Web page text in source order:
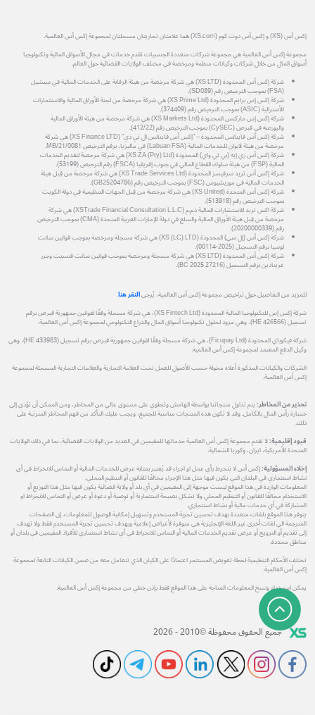
إكس أس (XS) و إكس أس دوت كوم (XS.com) هما علامتان تجاريتان مسجلتان لمجموعة إكس أس العالمية.
مجموعة إكس أس العالمية هي مجموعة شركات متعددة الجنسيات تقدم خدمات في مجال الأسواق المالية وتكنولوجيا
أسواق المال من خلال شركات وكيانات منظمة ومرخصة في مختلف الولايات القضائية حول العالم.
شركة إكس أس المحدودة (XS LTD) هي شركة مرخصة من هيئة الرقابة على الخدمات المالية في سيشيل
(FSA) بموجب الترخيص رقم (SD089).
شركة إكس إس برايم المحدودة (XS Prime Ltd) هي شركة مرخصة من لجنة الأوراق المالية والاستثمارات
الأسترالية (ASIC) بموجب الترخيص رقم (374409).
شركة إكس إس ماركتس المحدودة (XS Markets Ltd) هي شركة مرخصة من هيئة الأوراق المالية
والبورصة في قبرص (CySEC) بموجب الترخيص رقم (412/22).
شركة إكس أس فاينانس المحدودة – "إكس أس فاينانس ال تي دي" (XS Finance LTD) هي شركة
مرخصة من هيئة لابوان للخدمات المالية (Labuan FSA) في ماليزيا، برقم الترخيص MB/21/0081.
شركة إكس أس زي إيه (بي تي واي) المحدودة (XS ZA (Pty) Ltd) هي شركة مرخصة لتقديم الخدمات
المالية (FSP) من هيئة سلوك القطاع المالي في جنوب إفريقيا (FSCA) رقم الترخيص (53199).
شركة إكس أس تريد سرفيسز المحدودة (XS Trade Services Ltd) هي شركة مرخصة من قِبل هيئة
الخدمات المالية في موريشيوس (FSC) بموجب الترخيص رقم (GB25204786).
شركة إكس أس المتحدة (XS United) هي شركة مرخصة من قِبل الجهات التنظيمية في دولة الكويت
بموجب الترخيص رقم (513918).
شركة اكس تريد للاستشارات المالية ذ.م.م (XSTrade Financial Consultation L.L.C) هي شركة
مرخصة من قِبل هيئة الأوراق المالية والسلع في دولة الإمارات العربية المتحدة (CMA) بموجب الترخيص
رقم (20200000339).
شركة إكس أس (إل سي) المحدودة (XS (LC) LTD) هي شركة مسجلة ومرخصة بموجب قوانين سانت
لوسيا برقم التسجيل (2025-00114).
شركة إكس أس المحدودة (XS LTD) هي شركة مسجلة ومرخصة بموجب قوانين سانت فنسنت وجزر
غرينادين برقم التسجيل (27216 BC 2025).
للمزيد من التفاصيل حول تراخيص مجموعة إكس أس العالمية، يُرجىالنقر هنا.
شركة إكس إس للتكنولوجيا المالية المحدودة (XS Fintech Ltd)، هي شركة مسجلة وفقًا لقوانين جمهورية قبرص برقم
تسجيل (HE 426566)، وهي مزود لحلول تكنولوجيا أسواق المال والذراع التكنولوجي لمجموعة إكس أس العالمية.
شركة فيكوباي المحدودة (Ficupay Ltd)، هي شركة مسجلة وفقًا لقوانين جمهورية قبرص برقم تسجيل (HE 433983)، وهي
وكيل الدفع المعتمد لمجموعة إكس أس العالمية.
الشركات والكيانات المذكورة أعلاه مخولة حسب الأصول للعمل تحت العلامة التجارية والعلامات التجارية المسجلة لمجموعة
إكس أس العالمية.
تحذير من المخاطر:يتم تداول منتجاتنا بواسطة الهامش وتنطوي على مستوى عالي من المخاطر، ومن الممكن أن تؤدي إلى
خسارة رأس المال بالكامل. وقد لا تكون هذه المنتجات مناسبة للجميع، ويجب عليك التأكد من فهم المخاطر المترتبة على
ذلك.
قيود إقليمية:لا تقدم مجموعة إكس أس العالمية خدماتها للمقيمين في العديد من الولايات القضائية، بما في ذلك الولايات
المتحدة الأمريكية، ايران، وكوريا الشمالية.
إخلاء المسؤولية:إكس أس لا تنخرط بأي عمل او اجراء قد يُعتبر بمثابة عرض للخدمات المالية أو التماس للانخراط في أي
نشاط استثماري في البلدان التي يكون فيها مثل هذا الإجراء مخالفًا للقانون أو التنظيم المحلي.
المعلومات الواردة في هذا الموقع ليست موجهة إلى المقيمين في أي بلد أو ولاية قضائية يكون فيها مثل هذا التوزيع أو
الاستخدام مخالفًا للقانون أو التنظيم المحلي ولا تشكل نصيحة استثمارية أو توصية أو دعوة أو عرض أو التماس للانخراط او
المشاركة في أي خدمات مالية أو نشاط استثماري.
يتوفر هذا الموقع بلغات متعددة بهدف تحسين تجربة المستخدم وتسهيل إمكانية الوصول للمعلومات. إن الصفحات
المترجمة الي لغات أخرى غير اللغة الإنجليزية هي متوفرة لأغراض إعلامية وبهدف تحسين تجربة المستخدم فقط ولا تهدف
إلى تقديم أو الترويج أو عرض تقديم الخدمات المالية أو التماس للانخراط في أي نشاط استثماري للأفراد المقيمين في بلدان أو
مناطق محددة.
تختلف الأحكام التنظيمية لخطة تعويض المستثمر اعتمادًا على الكيان الذي تتعامل معه من ضمن الكيانات التابعة لمجموعة
إكس أس العالمية.
يمكن استخدام ونسخ المعلومات المتاحة على هذا الموقع فقط بإذن خطي من مجموعة إكس أس العالمية.
جميع الحقوق محفوظة ©2010 - 2026